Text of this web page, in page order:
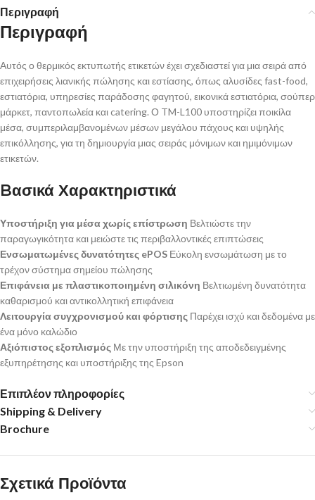
Περιγραφή
Περιγραφή
Αυτός ο θερμικός εκτυπωτής ετικετών έχει σχεδιαστεί για μια σειρά από
επιχειρήσεις λιανικής πώλησης και εστίασης, όπως αλυσίδες fast-food,
εστιατόρια, υπηρεσίες παράδοσης φαγητού, εικονικά εστιατόρια, σούπερ
μάρκετ, παντοπωλεία και catering. Ο TM-L100 υποστηρίζει ποικίλα
μέσα, συμπεριλαμβανομένων μέσων μεγάλου πάχους και υψηλής
επικόλλησης, για τη δημιουργία μιας σειράς μόνιμων και ημιμόνιμων
ετικετών.
Bασικά Χαρακτηριστικά
Υποστήριξη για μέσα χωρίς επίστρωση Βελτιώστε την
παραγωγικότητα και μειώστε τις περιβαλλοντικές επιπτώσεις
Ενσωματωμένες δυνατότητες ePOS Εύκολη ενσωμάτωση με το
τρέχον σύστημα σημείου πώλησης
Επιφάνεια με πλαστικοποιημένη σιλικόνη Βελτιωμένη δυνατότητα
καθαρισμού και αντικολλητική επιφάνεια
Λειτουργία συγχρονισμού και φόρτισης Παρέχει ισχύ και δεδομένα με
ένα μόνο καλώδιο
Αξιόπιστος εξοπλισμός Με την υποστήριξη της αποδεδειγμένης
εξυπηρέτησης και υποστήριξης της Epson
Επιπλέον πληροφορίες
Shipping & Delivery
Brochure
Σχετικά Προϊόντα